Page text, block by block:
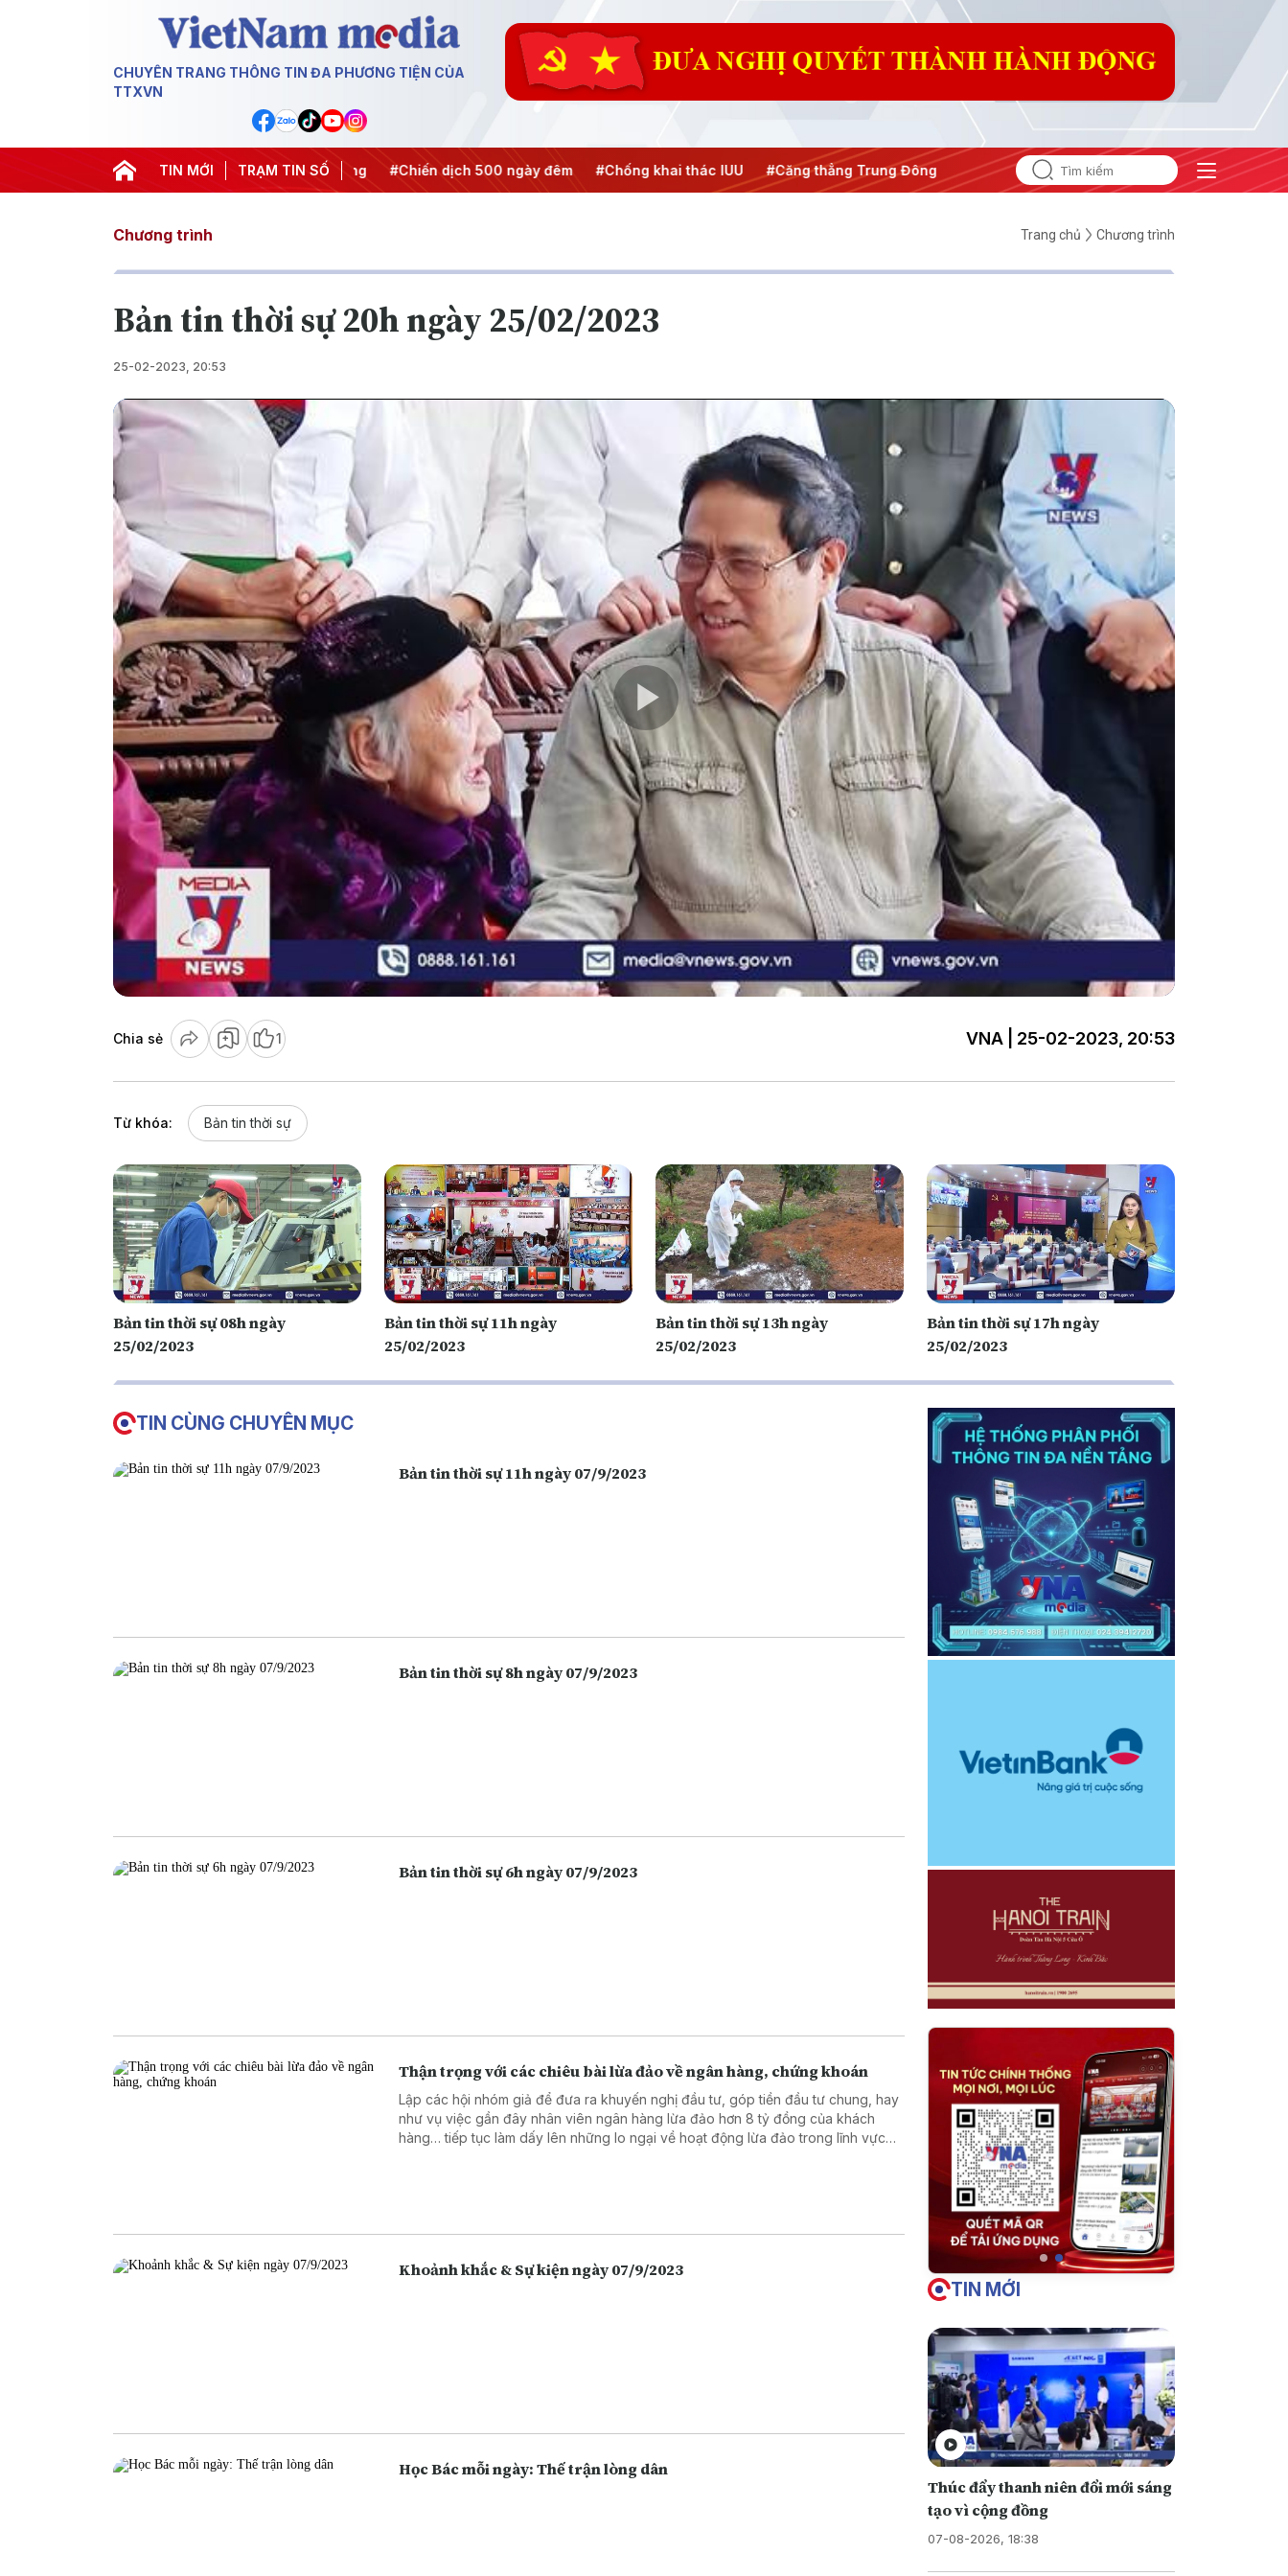
CHUYÊN TRANG THÔNG TIN ĐA PHƯƠNG TIỆN CỦA
TTXVN
TIN MỚI TRẠM TIN SỐ
#Đưa Nghị quyết thành hành động #Chiến dịch 500 ngày đêm #Chống khai thác IUU #Căng thẳng Trung Đông #An ninh năng lượng #Bảo vệ nền tảng tư tưởng
Chương trình Trang chủ Chương trình
Bản tin thời sự 20h ngày 25/02/2023
25-02-2023, 20:53
Play
Video
Chia sẻ 1 VNA | 25-02-2023, 20:53
Từ khóa: Bản tin thời sự
Bản tin thời sự 08h ngày
25/02/2023
Bản tin thời sự 11h ngày
25/02/2023
Bản tin thời sự 13h ngày
25/02/2023
Bản tin thời sự 17h ngày
25/02/2023
TIN CÙNG CHUYÊN MỤC
Bản tin thời sự 11h ngày 07/9/2023
Bản tin thời sự 8h ngày 07/9/2023
Bản tin thời sự 6h ngày 07/9/2023
Thận trọng với các chiêu bài lừa đảo về ngân hàng, chứng khoán
Lập các hội nhóm giả để đưa ra khuyến nghị đầu tư, góp tiền đầu tư chung, hay
như vụ việc gần đây nhân viên ngân hàng lừa đảo hơn 8 tỷ đồng của khách
hàng… tiếp tục làm dấy lên những lo ngại về hoạt động lừa đảo trong lĩnh vực
Khoảnh khắc & Sự kiện ngày 07/9/2023
Học Bác mỗi ngày: Thế trận lòng dân
TIN MỚI
Thúc đẩy thanh niên đổi mới sáng
tạo vì cộng đồng
07-08-2026, 18:38